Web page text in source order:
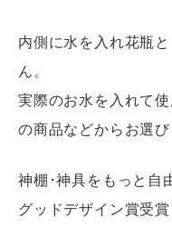
内側に水を入れ花瓶
ん。
実際のお水を入れて
の商品などからお選び
神棚･神具をもっと自
グッドデザイン賞受